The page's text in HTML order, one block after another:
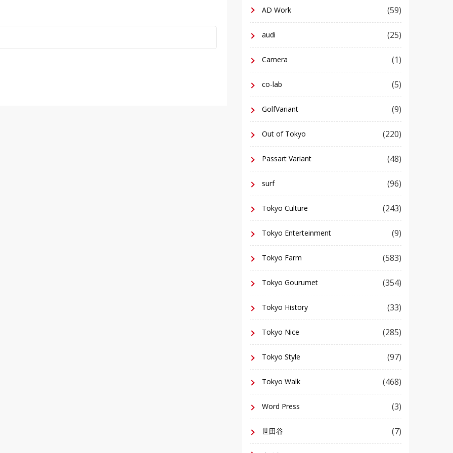
AD Work (59)
audi (25)
Camera (1)
co-lab (5)
GolfVariant (9)
Out of Tokyo (220)
Passart Variant (48)
surf (96)
Tokyo Culture (243)
Tokyo Enterteinment (9)
Tokyo Farm (583)
Tokyo Gourumet (354)
Tokyo History (33)
Tokyo Nice (285)
Tokyo Style (97)
Tokyo Walk (468)
Word Press (3)
世田谷 (7)